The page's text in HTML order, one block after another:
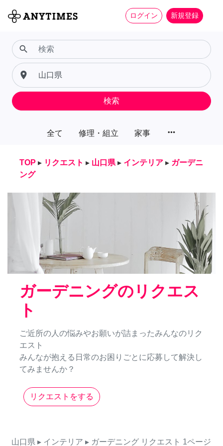
ログイン 新規登録
全て 修理・組立 家事 more_horiz
search
place
検索
TOP ▸ リクエスト ▸ 山口県 ▸ インテリア ▸ ガーデニ
ング
ガーデニングのリクエス
ト
ご近所の人の悩みやお願いが詰まったみんなのリク
エスト
みんなが抱える日常のお困りごとに応募して解決し
てみませんか？
リクエストをする
山口県 ▸ インテリア ▸ ガーデニング リクエスト 1ページ